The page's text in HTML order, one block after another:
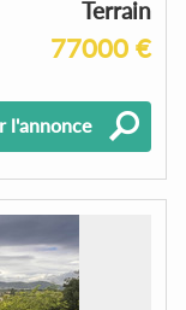
Terrain
77000 €
l'annonce